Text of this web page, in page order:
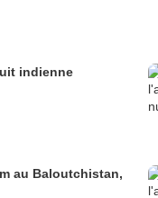
indienne
au Baloutchistan,